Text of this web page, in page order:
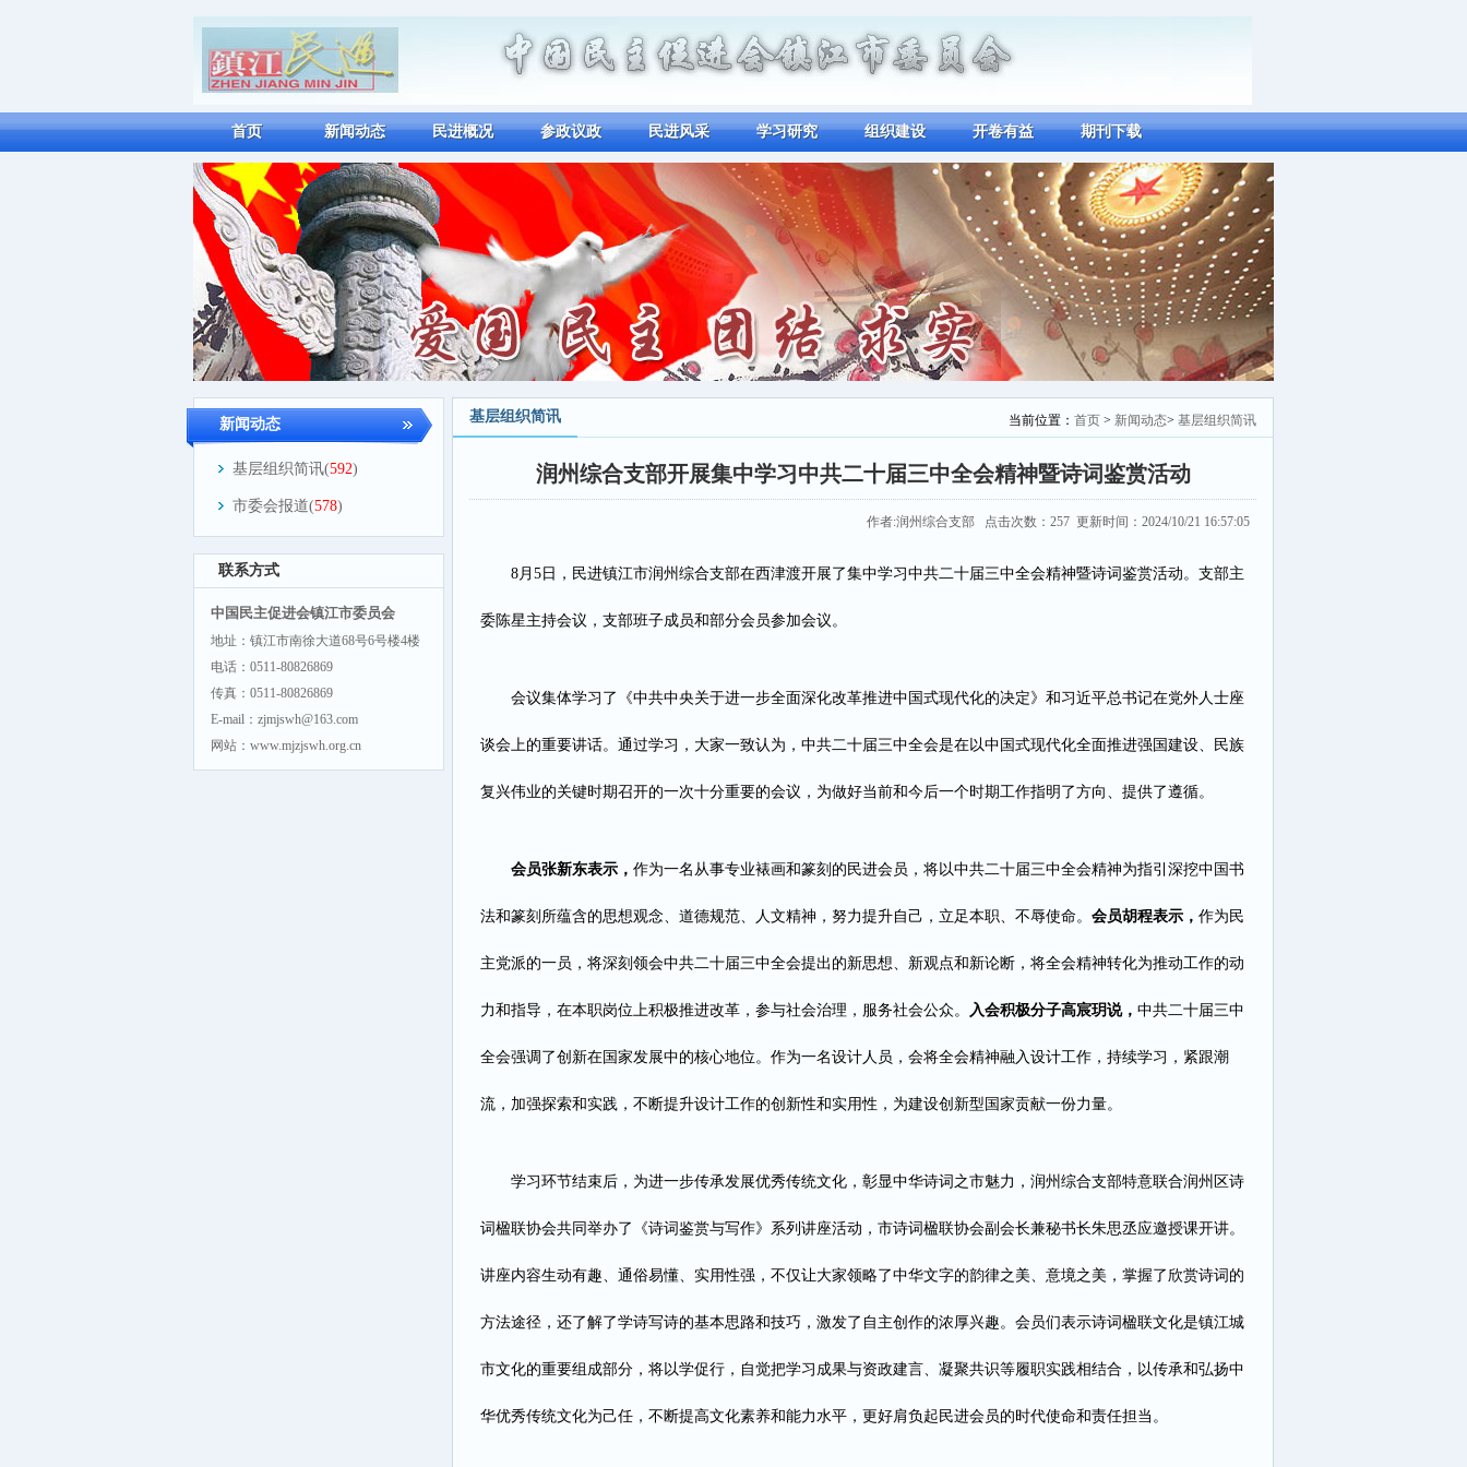
首页 新闻动态 民进概况 参政议政 民进风采 学习研究 组织建设 开卷有益 期刊下载
新闻动态
基层组织简讯(592)
市委会报道(578)
联系方式
中国民主促进会镇江市委员会
地址：镇江市南徐大道68号6号楼4楼
电话：0511-80826869
传真：0511-80826869
E-mail：zjmjswh@163.com
网站：www.mjzjswh.org.cn
当前位置： 首页 > 新闻动态> 基层组织简讯
基层组织简讯
润州综合支部开展集中学习中共二十届三中全会精神暨诗词鉴赏活动
作者:润州综合支部 点击次数： 257 更新时间：2024/10/21 16:57:05
8月5日，民进镇江市润州综合支部在西津渡开展了集中学习中共二十届三中全会精神暨诗词鉴赏活动。支部主
委陈星主持会议，支部班子成员和部分会员参加会议。
会议集体学习了《中共中央关于进一步全面深化改革推进中国式现代化的决定》和习近平总书记在党外人士座
谈会上的重要讲话。通过学习，大家一致认为，中共二十届三中全会是在以中国式现代化全面推进强国建设、民族
复兴伟业的关键时期召开的一次十分重要的会议，为做好当前和今后一个时期工作指明了方向、提供了遵循。
会员张新东表示， 作为一名从事专业裱画和篆刻的民进会员，将以中共二十届三中全会精神为指引深挖中国书
法和篆刻所蕴含的思想观念、道德规范、人文精神，努力提升自己，立足本职、不辱使命。 会员胡程表示， 作为民
主党派的一员，将深刻领会中共二十届三中全会提出的新思想、新观点和新论断，将全会精神转化为推动工作的动
力和指导，在本职岗位上积极推进改革，参与社会治理，服务社会公众。 入会积极分子高宸玥说， 中共二十届三中
全会强调了创新在国家发展中的核心地位。作为一名设计人员，会将全会精神融入设计工作，持续学习，紧跟潮
流，加强探索和实践，不断提升设计工作的创新性和实用性，为建设创新型国家贡献一份力量。
学习环节结束后，为进一步传承发展优秀传统文化，彰显中华诗词之市魅力，润州综合支部特意联合润州区诗
词楹联协会共同举办了《诗词鉴赏与写作》系列讲座活动，市诗词楹联协会副会长兼秘书长朱思丞应邀授课开讲。
讲座内容生动有趣、通俗易懂、实用性强，不仅让大家领略了中华文字的韵律之美、意境之美，掌握了欣赏诗词的
方法途径，还了解了学诗写诗的基本思路和技巧，激发了自主创作的浓厚兴趣。会员们表示诗词楹联文化是镇江城
市文化的重要组成部分，将以学促行，自觉把学习成果与资政建言、凝聚共识等履职实践相结合，以传承和弘扬中
华优秀传统文化为己任，不断提高文化素养和能力水平，更好肩负起民进会员的时代使命和责任担当。